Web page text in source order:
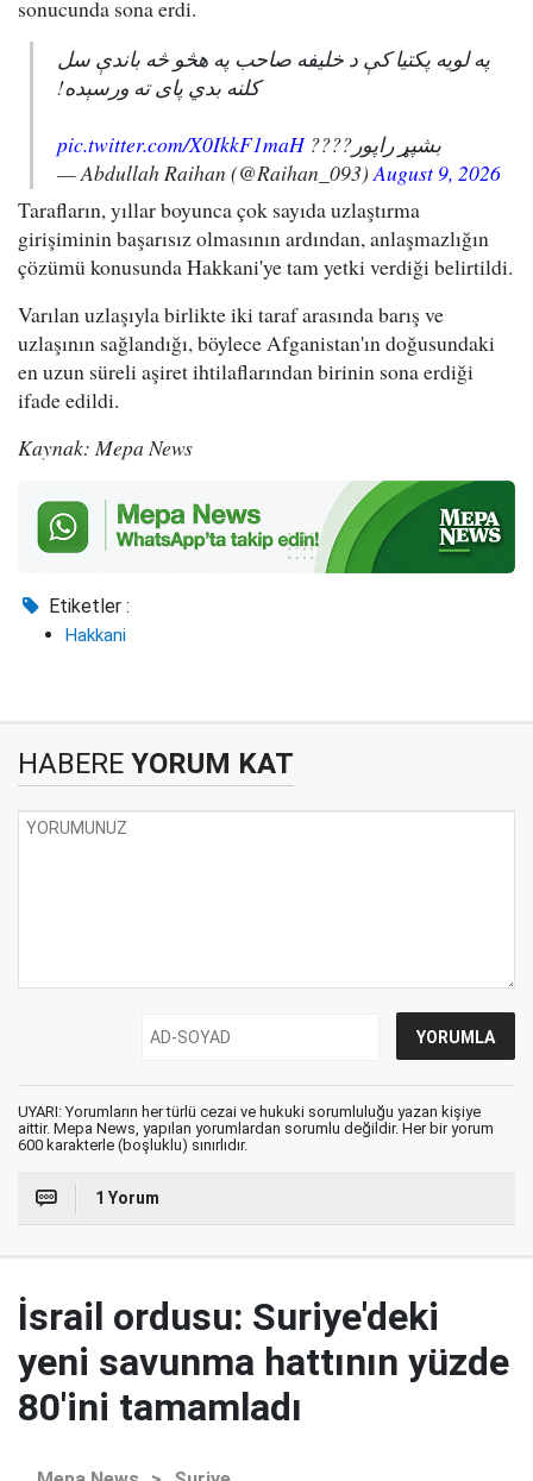
sonucunda sona erdi.
په لویه پکتیا کې د خلیفه صاحب په هڅو څه باندې سل
کلنه بدي پای ته ورسېده!
بشپړ راپور????pic.twitter.com/X0IkkF1maH
— Abdullah Raihan (@Raihan_093)August 9, 2026
Tarafların, yıllar boyunca çok sayıda uzlaştırma
girişiminin başarısız olmasının ardından, anlaşmazlığın
çözümü konusunda Hakkani'ye tam yetki verdiği belirtildi.
Varılan uzlaşıyla birlikte iki taraf arasında barış ve
uzlaşının sağlandığı, böylece Afganistan'ın doğusundaki
en uzun süreli aşiret ihtilaflarından birinin sona erdiği
ifade edildi.
Kaynak: Mepa News
Etiketler :
Hakkani
HABERE YORUM KAT
UYARI: Yorumların her türlü cezai ve hukuki sorumluluğu yazan kişiye
aittir. Mepa News, yapılan yorumlardan sorumlu değildir. Her bir yorum
600 karakterle (boşluklu) sınırlıdır.
1 Yorum
İsrail ordusu: Suriye'deki
yeni savunma hattının yüzde
80'ini tamamladı